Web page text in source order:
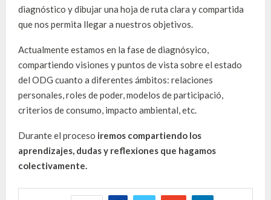
diagnóstico y dibujar una hoja de ruta clara y compartida
que nos permita llegar a nuestros objetivos.
Actualmente estamos en la fase de diagnósyico,
compartiendo visiones y puntos de vista sobre el estado
del ODG cuanto a diferentes ámbitos: relaciones
personales, roles de poder, modelos de participació,
criterios de consumo, impacto ambiental, etc.
Durante el proceso iremos compartiendo los
aprendizajes, dudas y reflexiones que hagamos
colectivamente.